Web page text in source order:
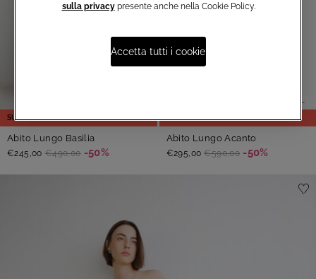
SUMMER SALE
Abito Lungo Basilia
€245,00 €490,00 -50%
Abito Lungo Acanto
€295,00 €590,00 -50%
sulla privacypresente anche nella Cookie Policy.
Accetta tutti i cookie